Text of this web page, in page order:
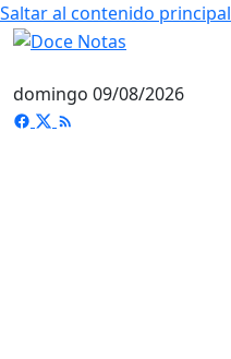
Saltar al contenido principal
domingo 09/08/2026